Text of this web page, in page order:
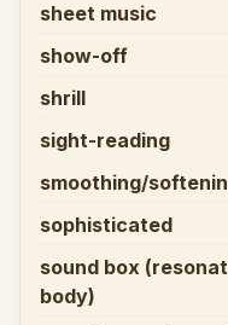
sheet music
show-off
shrill
sight-reading
smoothing/
sophisticated
sound box
body)